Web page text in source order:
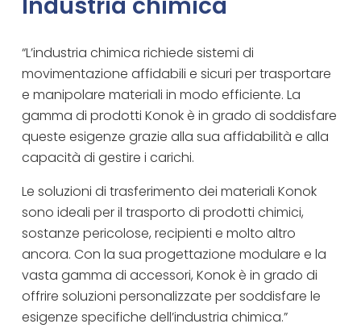
“L’industria chimica richiede sistemi di
movimentazione affidabili e sicuri per trasportare
e manipolare materiali in modo efficiente. La
gamma di prodotti Konok è in grado di soddisfare
queste esigenze grazie alla sua affidabilità e alla
capacità di gestire i carichi.
Le soluzioni di trasferimento dei materiali Konok
sono ideali per il trasporto di prodotti chimici,
sostanze pericolose, recipienti e molto altro
ancora. Con la sua progettazione modulare e la
vasta gamma di accessori, Konok è in grado di
offrire soluzioni personalizzate per soddisfare le
esigenze specifiche dell’industria chimica.”